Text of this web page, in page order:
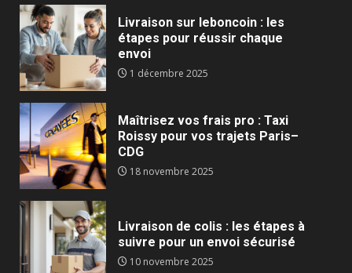
Livraison sur leboncoin : les
étapes pour réussir chaque
envoi
1 décembre 2025
Maîtrisez vos frais pro : Taxi
Roissy pour vos trajets Paris–
CDG
18 novembre 2025
Livraison de colis : les étapes à
suivre pour un envoi sécurisé
10 novembre 2025